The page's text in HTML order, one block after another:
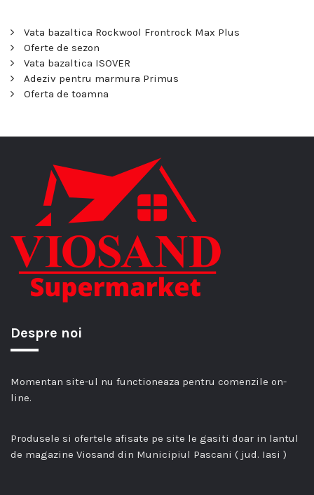
Vata bazaltica Rockwool Frontrock Max Plus
Oferte de sezon
Vata bazaltica ISOVER
Adeziv pentru marmura Primus
Oferta de toamna
Despre noi
Momentan site-ul nu functioneaza pentru comenzile on-
line.
Produsele si ofertele afisate pe site le gasiti doar in lantul
de magazine Viosand din Municipiul Pascani ( jud. Iasi )